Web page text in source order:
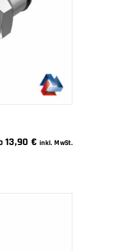
13,90€ inkl. MwSt.